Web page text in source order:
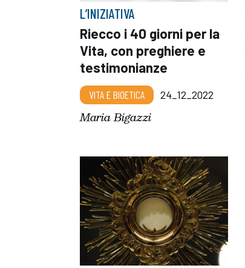
L’INIZIATIVA
Riecco i 40 giorni per la
Vita, con preghiere e
testimonianze
VITA E BIOETICA 24_12_2022
Maria Bigazzi